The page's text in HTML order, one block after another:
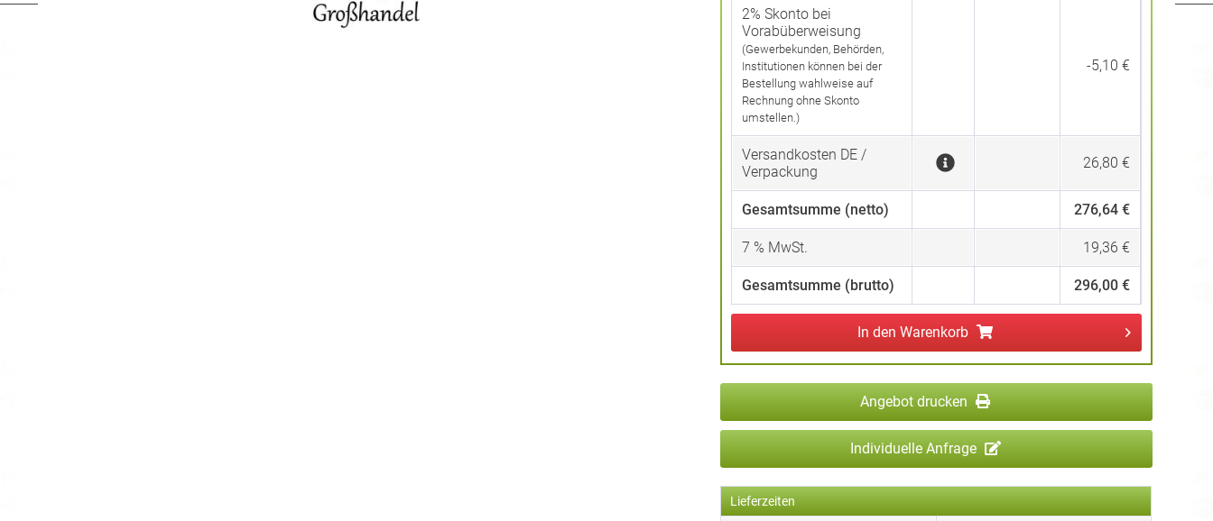
2% Skonto bei
Vorabüberweisung
(Gewerbekunden, Behörden,
Institutionen können bei der
Bestellung wahlweise auf
Rechnung ohne Skonto
umstellen.)
-5,10 €
Versandkosten DE /
Verpackung
26,80 €
Gesamtsumme (netto) 276,64 €
7 % MwSt. 19,36 €
Gesamtsumme (brutto) 296,00 €
In den Warenkorb
Angebot drucken
Individuelle Anfrage
Lieferzeiten